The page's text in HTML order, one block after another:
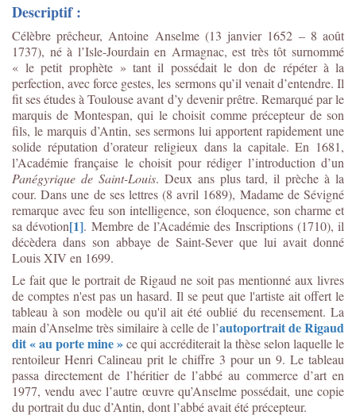
Descriptif :
Célèbre prêcheur, Antoine Anselme (13 janvier 1652 – 8 août
1737), né à l’Isle-Jourdain en Armagnac, est très tôt surnommé
« le petit prophète » tant il possédait le don de répéter à la
perfection, avec force gestes, les sermons qu’il venait d’entendre. Il
fit ses études à Toulouse avant d’y devenir prêtre. Remarqué par le
marquis de Montespan, qui le choisit comme précepteur de son
fils, le marquis d’Antin, ses sermons lui apportent rapidement une
solide réputation d’orateur religieux dans la capitale. En 1681,
l’Académie française le choisit pour rédiger l’introduction d’un
Panégyrique de Saint-Louis. Deux ans plus tard, il prèche à la
cour. Dans une de ses lettres (8 avril 1689), Madame de Sévigné
remarque avec feu son intelligence, son éloquence, son charme et
sa dévotion[1]. Membre de l’Académie des Inscriptions (1710), il
décèdera dans son abbaye de Saint-Sever que lui avait donné
Louis XIV en 1699.
Le fait que le portrait de Rigaud ne soit pas mentionné aux livres
de comptes n'est pas un hasard. Il se peut que l'artiste ait offert le
tableau à son modèle ou qu'il ait été oublié du recensement. La
main d’Anselme très similaire à celle de l’autoportrait de Rigaud
dit « au porte mine »ce qui accréditerait la thèse selon laquelle le
rentoileur Henri Calineau prit le chiffre 3 pour un 9. Le tableau
passa directement de l’héritier de l’abbé au commerce d’art en
1977, vendu avec l’autre œuvre qu’Anselme possédait, une copie
du portrait du duc d’Antin, dont l’abbé avait été précepteur.